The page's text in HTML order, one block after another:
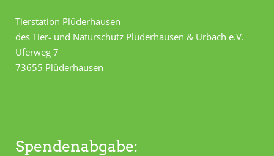
Tierstation Plüderhausen
des Tier- und Naturschutz Plüderhausen & Urbach e.V.
Uferweg 7
73655 Plüderhausen
Spendenabgabe: